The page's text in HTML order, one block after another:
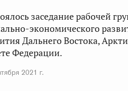
заседание рабочей
экономического
Дальнего Востока,
Федерации.
2021 г.